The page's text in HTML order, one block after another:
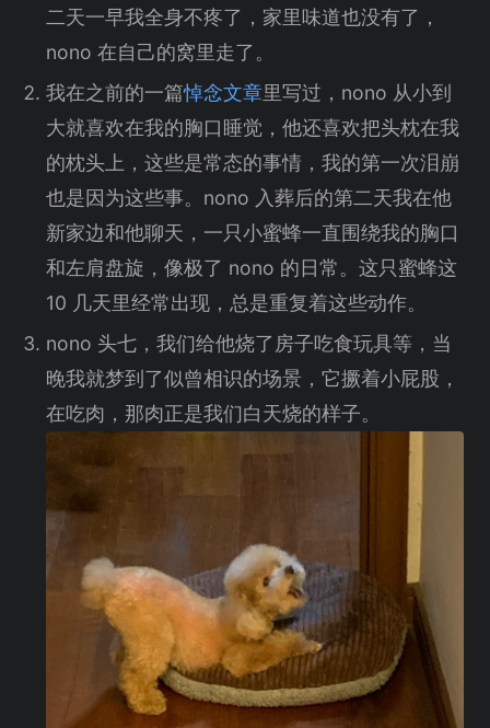
二天一早我全身不疼了，家里味道也没有了，
nono 在自己的窝里走了。
我在之前的一篇悼念文章里写过，nono 从小到
大就喜欢在我的胸口睡觉，他还喜欢把头枕在我
的枕头上，这些是常态的事情，我的第一次泪崩
也是因为这些事。nono 入葬后的第二天我在他
新家边和他聊天，一只小蜜蜂一直围绕我的胸口
和左肩盘旋，像极了 nono 的日常。这只蜜蜂这
10 几天里经常出现，总是重复着这些动作。
nono 头七，我们给他烧了房子吃食玩具等，当
晚我就梦到了似曾相识的场景，它撅着小屁股，
在吃肉，那肉正是我们白天烧的样子。